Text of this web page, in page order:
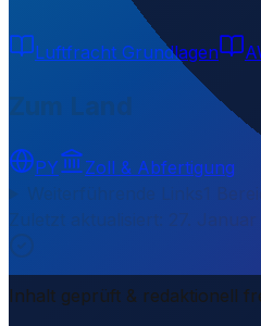
Luftfracht Grundlagen
PY
Zoll & Abfertigung
1
Inhalt geprüft & redaktionell